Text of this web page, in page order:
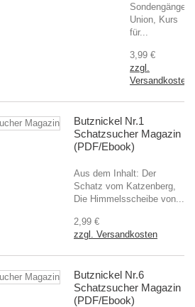
Sondengänger
Union, Kurs
für...
3,99 €
zzgl.
Versandkosten
Butznickel Nr.1
Schatzsucher Magazin
(PDF/Ebook)
Aus dem Inhalt: Der
Schatz vom Katzenberg,
Die Himmelsscheibe von...
2,99 €
zzgl. Versandkosten
Butznickel Nr.6
Schatzsucher Magazin
(PDF/Ebook)